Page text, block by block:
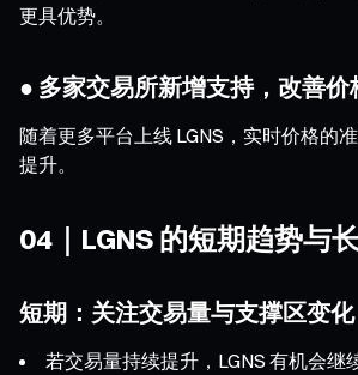
更具优势。
● 多家交易所新增支持，改善价
随着更多平台上线 LGNS，实时价格的
提升。
04｜LGNS 的短期趋势与
短期：关注交易量与支撑区变化
若交易量持续提升，LGNS 有机会继